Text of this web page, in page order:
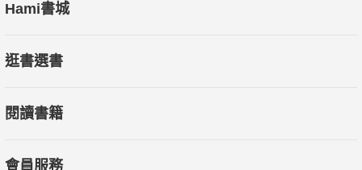
Hami書城
逛書選書
閱讀書籍
會員服務